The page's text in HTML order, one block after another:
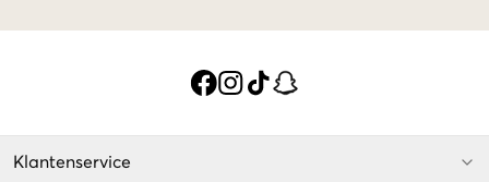
Klantenservice